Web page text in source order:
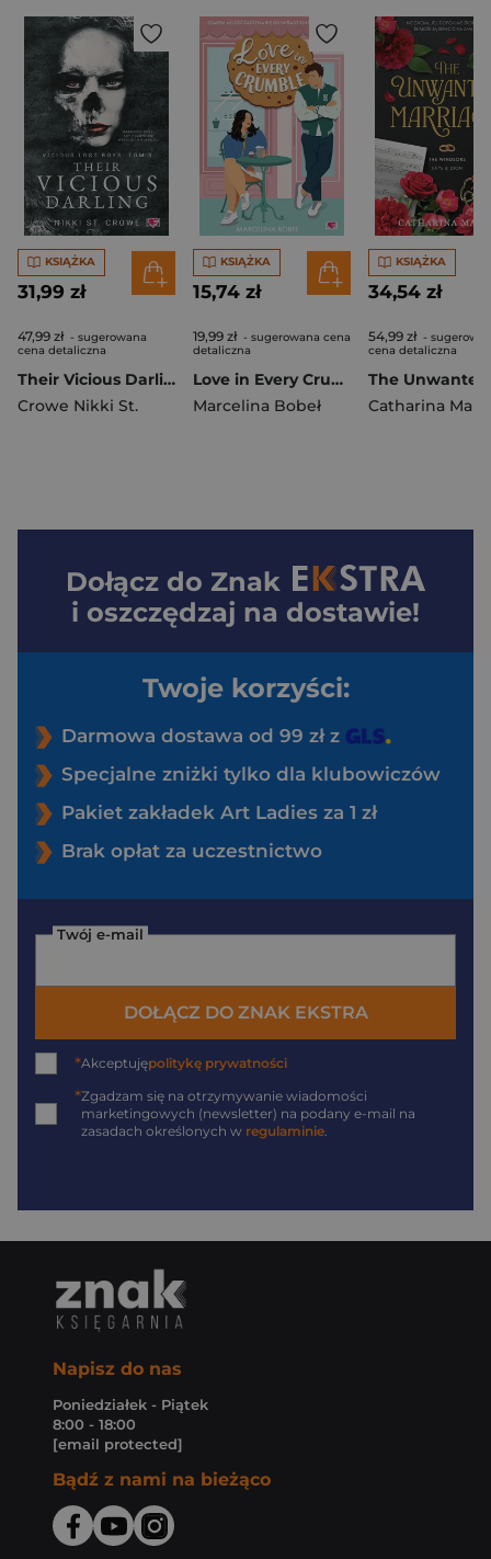
KSIĄŻKA
31,99 zł
47,99 zł - sugerowana
cena detaliczna
Their Vicious Darling. Vicious Lost Boys. Tom 3 wyd. 2025
Crowe Nikki St.
KSIĄŻKA
15,74 zł
19,99 zł - sugerowana cena
detaliczna
Love in Every Crumble wyd. kieszonkowe
Marcelina Bobeł
KSIĄŻKA
34,54 zł
54,99 zł -
cena detaliczna
Catharina
Dołącz do Znak
i oszczędzaj na dostawie!
Twoje korzyści:
Darmowa dostawa od 99 zł z
Specjalne zniżki tylko dla klubowiczów
Pakiet zakładek Art Ladies za 1 zł
Brak opłat za uczestnictwo
Twój e-mail
DOŁĄCZ DO ZNAK EKSTRA
*Akceptujępolitykę prywatności
*Zgadzam się na otrzymywanie wiadomości
marketingowych (newsletter) na podany e-mail na
zasadach określonych w regulaminie
Napisz do nas
Poniedziałek - Piątek
8:00 - 18:00
[email protected]
Bądź z nami na bieżąco